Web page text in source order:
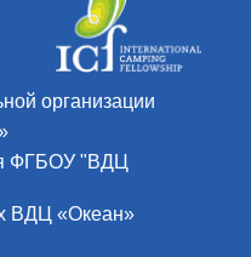
организации
ФГБОУ "ВДЦ
ВДЦ «Океан»